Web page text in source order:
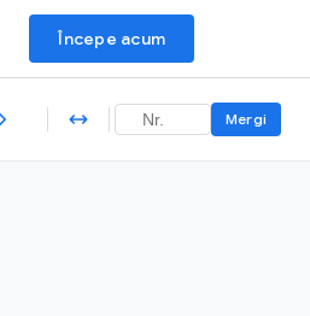
Începe acum
Mergi